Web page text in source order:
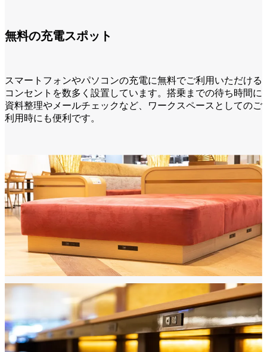
無料の充電スポット
スマートフォンやパソコンの充電に無料でご利用いただける
コンセントを数多く設置しています。搭乗までの待ち時間に
資料整理やメールチェックなど、ワークスペースとしてのご
利用時にも便利です。